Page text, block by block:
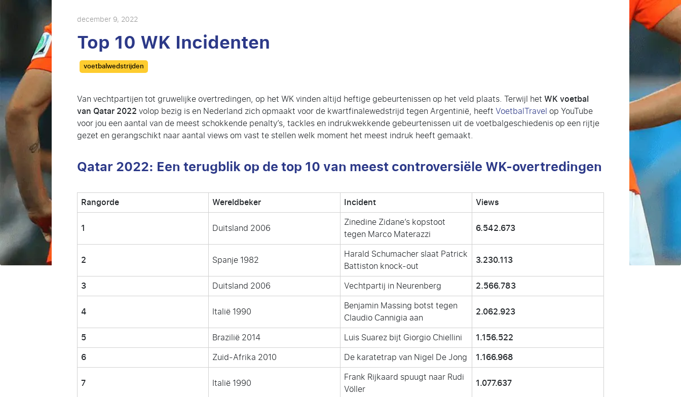
december 9, 2022
Top 10 WK Incidenten
Categories
voetbalwedstrijden
Van vechtpartijen tot gruwelijke overtredingen, op het WK vinden altijd heftige gebeurtenissen op het veld plaats. Terwijl hetWK voetbal
van Qatar 2022volop bezig is en Nederland zich opmaakt voor de kwartfinalewedstrijd tegen Argentinië, heeftVoetbalTravel op YouTube
voor jou een aantal van de meest schokkende penalty’s, tackles en indrukwekkende gebeurtenissen uit de voetbalgeschiedenis op een rijtje
gezet en gerangschikt naar aantal views om vast te stellen welk moment het meest indruk heeft gemaakt.
Qatar 2022: Een terugblik op de top 10 van meest controversiële WK-overtredingen
Rangorde Wereldbeker Incident
Views
1
Duitsland 2006
Zinedine Zidane’s kopstoot
tegen Marco Materazzi
6.542.673
2 Spanje 1982
Harald Schumacher slaat Patrick
Battiston knock-out
3.230.113
3
Duitsland 2006 Vechtpartij in Neurenberg
2.566.783
4
Italië 1990
Benjamin Massing botst tegen
Claudio Cannigia aan
2.062.923
5
Brazilië 2014 Luis Suarez bijt Giorgio Chiellini
1.156.522
6
Zuid-Afrika 2010 De karatetrap van Nigel De Jong
1.166.968
7
Italië 1990
Frank Rijkaard spuugt naar Rudi
Völler
1.077.637